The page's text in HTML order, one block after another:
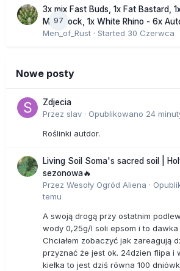
97
3x mix Fast Buds, 1x Fat Bastard,
Moonrock, 1x White Rhino - 6x
Men_of_Rust · Started 30 Czerwca
Nowe posty
Zdjecia
Przez slav · Opublikowano 24
Roślinki autdor.
Living Soil Soma's sacred soil |
sezonowa🔥
Przez Wesoły Ogród Aliena ·
temu
A swoją drogą przy ostatnim
wody 0,25g/l soli epsom i to dawka
Chciałem zobaczyć jak zareagują
przyznać że jest ok. 24dzien flipa i
kiełka to jest dziś równa 100